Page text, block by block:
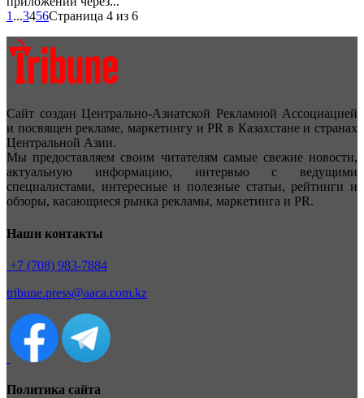
1 ...3456Страница 4 из 6
Сайт создан Центрально-Азиатской Рекламной Ассоциацией
и посвящен рекламе, маркетингу и PR в Казахстане и странах
Центральной Азии.
Мы предоставляем своим читателям самые свежие новости,
актуальную информацию, интервью с ведущими
специалистами, интересные и полезные статьи, рейтинги и
обзоры, касающиеся рынка рекламы, маркетинга и PR.
Наши контакты
+7 (708) 983-7884
tribune.press@aaca.com.kz
Политика сайта